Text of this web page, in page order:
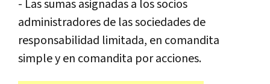
- Las sumas asignadas a los socios
administradores de las sociedades de
responsabilidad limitada, en comandita
simple y en comandita por acciones.